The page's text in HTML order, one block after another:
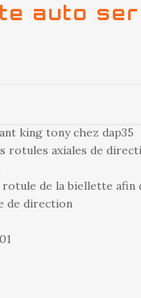
auto
king tony chez dap35
rotules axiales de
de la biellette afin
de direction